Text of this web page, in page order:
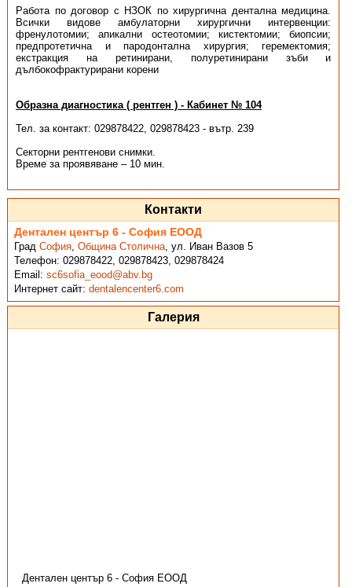
Работа по договор с НЗОК по хирургична дентална медицина.
Всички видове амбулаторни хирургични интервенции:
френулотомии; апикални остеотомии; кистектомии; биопсии;
предпротетична и пародонтална хирургия; геремектомия;
екстракция на ретинирани, полуретинирани зъби и
дълбокофрактурирани корени
Образна диагностика ( рентген ) - Кабинет № 104
Тел. за контакт: 029878422, 029878423 - вътр. 239
Секторни рентгенови снимки.
Време за проявяване – 10 мин.
Контакти
Дентален център 6 - София ЕООД
ГрадСофия,Община Столична,ул. Иван Вазов 5
Телефон:029878422, 029878423, 029878424
Email:sc6sofia_eood@abv.bg
Интернет сайт:dentalencenter6.com
Галерия
Дентален център 6 - София ЕООД